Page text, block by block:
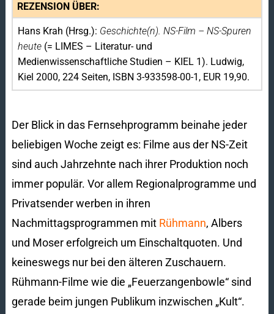
REZENSION ÜBER:
Hans Krah (Hrsg.): Geschichte(n). NS-Film – NS-Spuren
heute(= LIMES – Literatur- und
Medienwissenschaftliche Studien – KIEL 1). Ludwig,
Kiel 2000, 224 Seiten, ISBN 3-933598-00-1, EUR 19,90.
Der Blick in das Fernsehprogramm beinahe jeder
beliebigen Woche zeigt es: Filme aus der NS-Zeit
sind auch Jahrzehnte nach ihrer Produktion noch
immer populär. Vor allem Regionalprogramme und
Privatsender werben in ihren
Nachmittagsprogrammen mit Rühmann, Albers
und Moser erfolgreich um Einschaltquoten. Und
keineswegs nur bei den älteren Zuschauern.
Rühmann-Filme wie die „Feuerzangenbowle“ sind
gerade beim jungen Publikum inzwischen „Kult“.